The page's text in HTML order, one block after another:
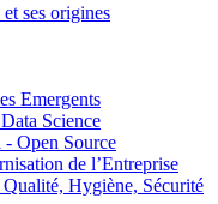
ses origines
Emergents
Science
Open Source
de l’Entreprise
Hygiène, Sécurité